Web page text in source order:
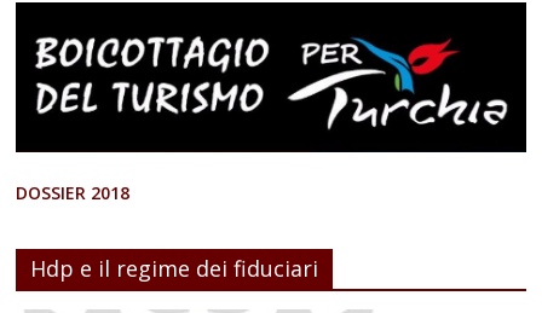
DOSSIER 2018
Hdp e il regime dei fiduciari